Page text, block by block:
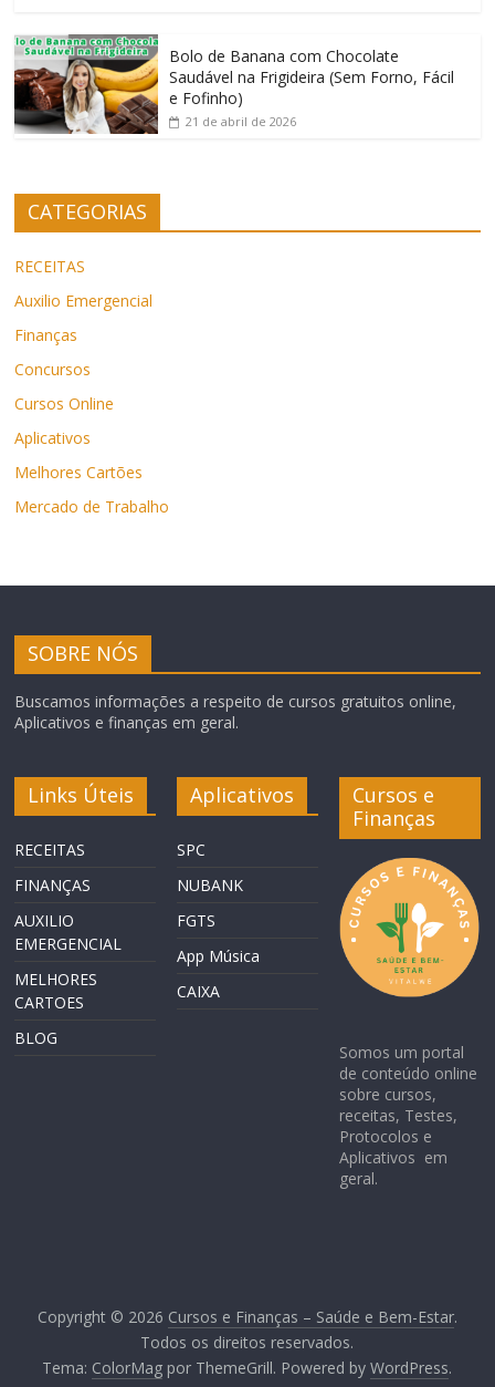
Bolo de Banana com Chocolate
Saudável na Frigideira (Sem Forno, Fácil
e Fofinho)
21 de abril de 2026
CATEGORIAS
RECEITAS
Auxilio Emergencial
Finanças
Concursos
Cursos Online
Aplicativos
Melhores Cartões
Mercado de Trabalho
SOBRE NÓS
Buscamos informações a respeito de cursos gratuitos online,
Aplicativos e finanças em geral.
Links Úteis
RECEITAS
FINANÇAS
AUXILIO
EMERGENCIAL
MELHORES
CARTOES
BLOG
Aplicativos
SPC
NUBANK
FGTS
App Música
CAIXA
Cursos e
Finanças
Somos um portal
de conteúdo online
sobre cursos,
receitas, Testes,
Protocolos e
Aplicativos em
geral.
Copyright © 2026 Cursos e Finanças – Saúde e Bem-Estar.
Todos os direitos reservados.
Tema: ColorMag por ThemeGrill. Powered byWordPress.